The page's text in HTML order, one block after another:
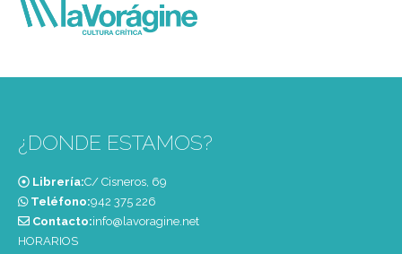
¿DONDE ESTAMOS?
Librería:C/ Cisneros, 69
Teléfono:‭942 375 226‬
Contacto:info@lavoragine.net
HORARIOS